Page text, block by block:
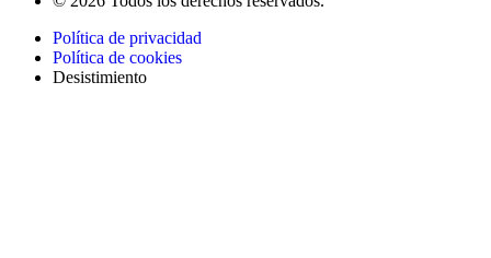
Política de privacidad
Política de cookies
Desistimiento